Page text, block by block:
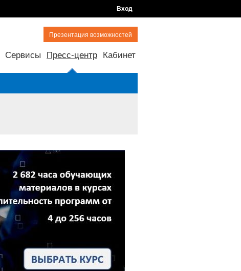
Вход
Презентация возможностей
Сервисы Пресс-центр Кабинет